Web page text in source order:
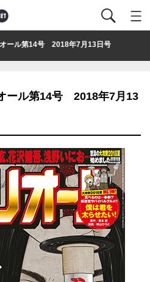
ール第14号 2018年7月13日号
ール第14号 2018年7月13